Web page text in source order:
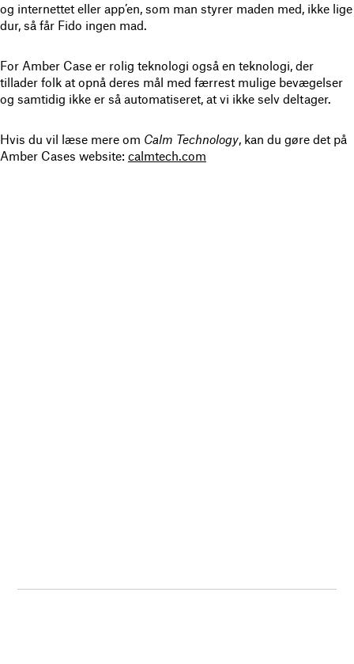
og internettet eller app’en, som man styrer maden med, ikke lige
dur, så får Fido ingen mad.
For Amber Case er rolig teknologi også en teknologi, der
tillader folk at opnå deres mål med færrest mulige bevægelser
og samtidig ikke er så automatiseret, at vi ikke selv deltager.
Hvis du vil læse mere om Calm Technology, kan du gøre det på
Amber Cases website: calmtech.com